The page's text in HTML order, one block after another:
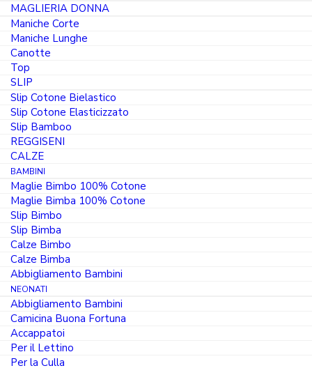
MAGLIERIA DONNA
Maniche Corte
Maniche Lunghe
Canotte
Top
SLIP
Slip Cotone Bielastico
Slip Cotone Elasticizzato
Slip Bamboo
REGGISENI
CALZE
BAMBINI
Maglie Bimbo 100% Cotone
Maglie Bimba 100% Cotone
Slip Bimbo
Slip Bimba
Calze Bimbo
Calze Bimba
Abbigliamento Bambini
NEONATI
Abbigliamento Bambini
Camicina Buona Fortuna
Accappatoi
Per il Lettino
Per la Culla
3° / S
7° / 2XL
Canotta
Girocollo
100%
Cotone
Jersey
Pettinato
Bianco
e
Nero
quantità
Guida alle Taglie
DESCRIZIONE